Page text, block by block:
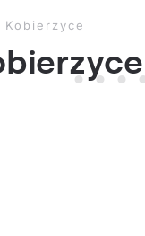
Kobierzyce